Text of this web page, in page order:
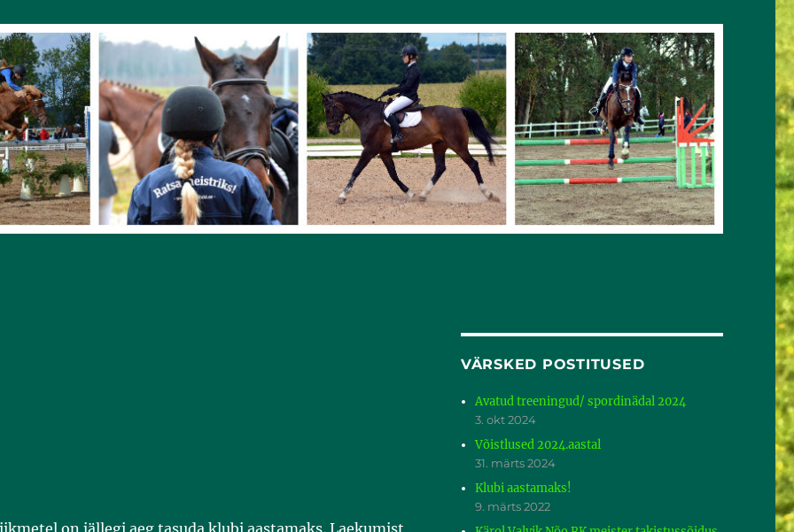
on jällegi aeg tasuda klubi aastamaks. Laekumist
VÄRSKED POSTITUSED
Avatud treeningud/ spordinädal 2024
3. okt 2024
Võistlused 2024.aastal
31. märts 2024
Klubi aastamaks!
9. märts 2022